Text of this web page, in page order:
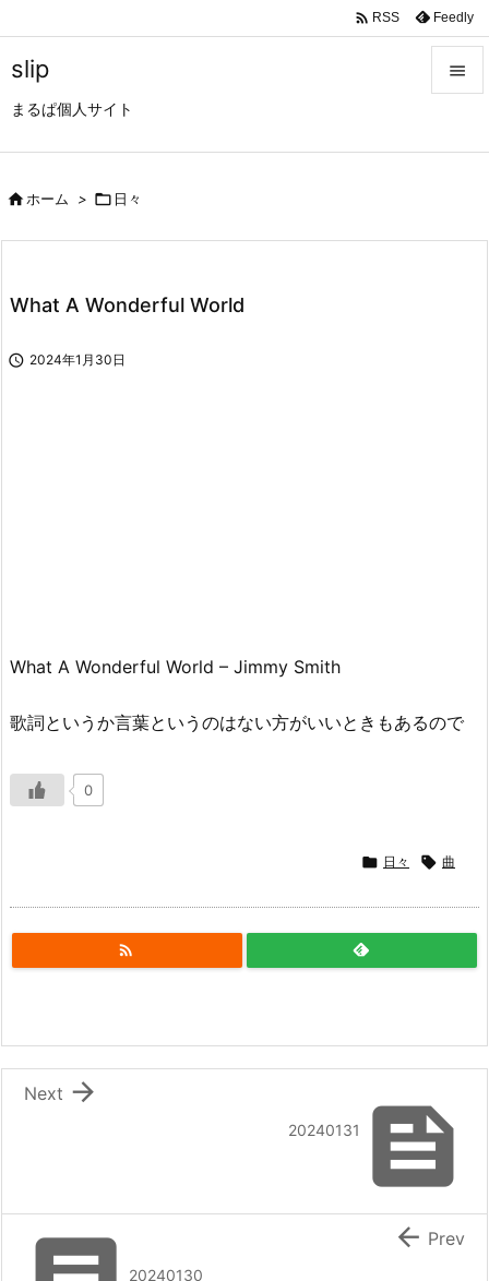
slip
まるぱ個人サイト

 RSS Feedly
ホーム >  日々
What A Wonderful World
 2024年1月30日
What A Wonderful World – Jimmy Smith
歌詞というか言葉というのはない方がいいときもあるので
0
 日々  曲


20240131

Next
20240130
 Prev